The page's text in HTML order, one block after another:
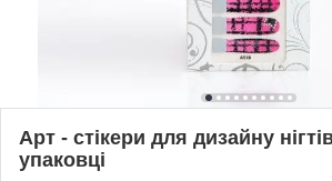
Арт - стікери для дизайну
упаковці